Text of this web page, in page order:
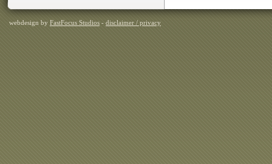
webdesign by FastFocus Studios - disclaimer / privacy